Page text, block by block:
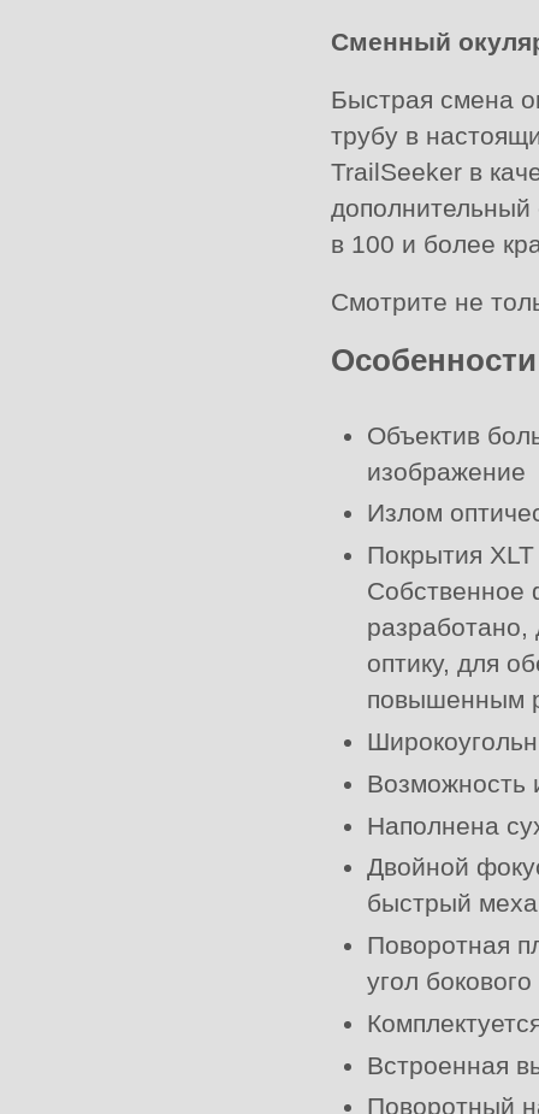
Сменный
Быстрая смена
трубу в
TrailSeeker в
дополнительный
в 100 и более
Смотрите не
Объектив
изображение
Излом
Покрытия
Собственное
разработано,
оптику, для
повышенным
Возможность
Наполнена
Двойной
быстрый
Поворотная
угол
Встроенная
Поворотный